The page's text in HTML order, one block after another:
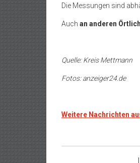
Die Messungen sind
Auch an anderen
Quelle: Kreis Mettmann
Fotos: anzeiger24.de
Weitere Nachrichten